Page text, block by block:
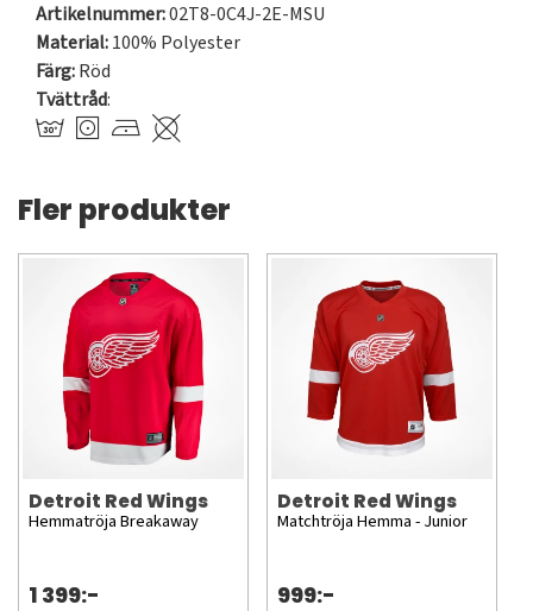
Artikelnummer:02T8-0C4J-2E-MSU
Material:100% Polyester
Färg:Röd
Tvättråd:
Fler produkter
Detroit Red Wings
Hemmatröja Breakaway
1 399:-
Detroit Red Wings
Matchtröja Hemma - Junior
999:-